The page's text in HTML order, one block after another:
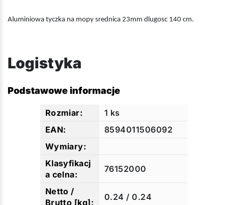
Aluminiowa tyczka na mopy srednica 23mm dlugosc 140 cm.
Logistyka
Podstawowe informacje
1 ks
8594011506092
76152000
0.24 / 0.24